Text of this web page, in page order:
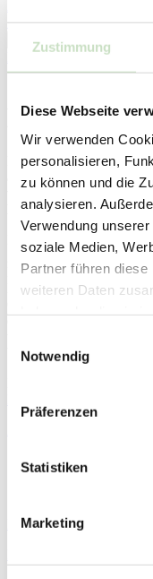
Zustimmung
Diese Webseite
Wir verwenden
personalisieren,
zu können und die
analysieren.
Verwendung
soziale Medien,
Partner führen
weiteren Daten
Notwendig
Präferenzen
Statistiken
Marketing
Suche
Depot & Banking
17.11.2023
Brand im
Im Missionshaus auf
am Mittwoch Abend
wurden durch
Krankenhaus
Ein großer Dank
geht an die 250
Einsatzkräfte der
Feuerwehr, die vor
des Gebäudes mit der
beschäftigt, das Feuer zu
Impressum